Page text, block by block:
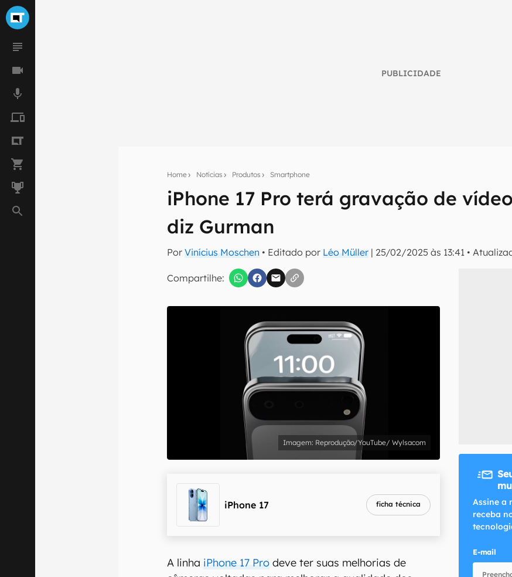
PUBLICIDADE
Home Notícias Produtos Smartphone
iPhone 17 Pro terá gravação de
diz Gurman
PorVinícius Moschen • Editado por Léo Müller | 25/02/2025 às 13:41 •
Compartilhe:
Seu resumo inteligente do mundo tech!
Assine a newsletter do Canaltech e receba notícias e reviews sobre
Confirmo que li, aceito e concordo com os Termos de Uso e Política de Privacidade do
Reprodução/YouTube/ Wylsacom
iPhone 17 ficha técnica
A linha iPhone 17 Pro deve ter suas melhorias de
Assine a
receba
E-mail